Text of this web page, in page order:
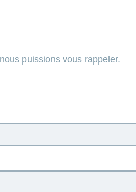
puissions vous rappeler.